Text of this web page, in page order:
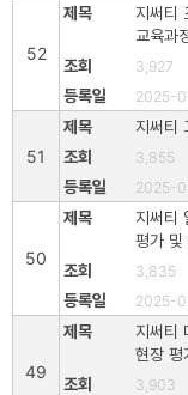
52
지써티
교육과
3,927
2025-
51
지써티
3,855
2025-
50
지써티
평가 및
3,835
2025-
49
지써티
현장 평
3,903